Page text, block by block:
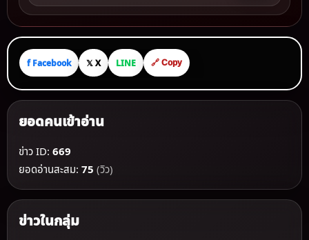
f Facebook 𝕏 X LINE 🔗 Copy
ยอดคนเข้าอ่าน
ข่าว ID: 669
ยอดอ่านสะสม: 75 (วิว)
ข่าวในกลุ่ม